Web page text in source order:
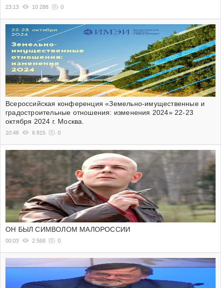
23:13 10 288 0
Всероссийская конференция «Земельно-имущественные и
градостроительные отношения: изменения 2024» 22-23
октября 2024 г. Москва.
10:48 6 815 0
ОН БЫЛ СИМВОЛОМ МАЛОРОССИИ
00:03 2 568 0